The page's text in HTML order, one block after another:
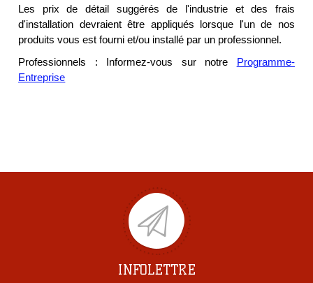
Les prix de détail suggérés de l'industrie et des frais
d'installation devraient être appliqués lorsque l'un de nos
produits vous est fourni et/ou installé par un professionnel.
Professionnels : Informez-vous sur notre
Programme-
Entreprise
INFOLETTRE